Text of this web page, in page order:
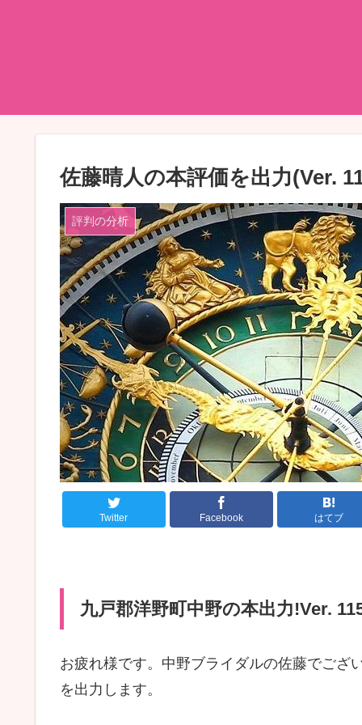
佐藤晴人の本評価を出力(Ver.
評判の分析
Twitter Facebook はてブ
九戸郡洋野町中野の本出力!Ver.
お疲れ様です。中野ブライダルの佐藤でござ
を出力します。